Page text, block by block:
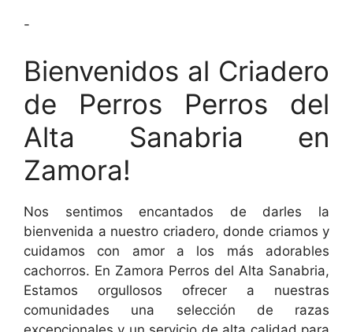
-
Bienvenidos al Criadero
de Perros Perros del
Alta Sanabria en
Zamora!
Nos sentimos encantados de darles la
bienvenida a nuestro criadero, donde criamos y
cuidamos con amor a los más adorables
cachorros. En Zamora Perros del Alta Sanabria,
Estamos orgullosos ofrecer a nuestras
comunidades una selección de razas